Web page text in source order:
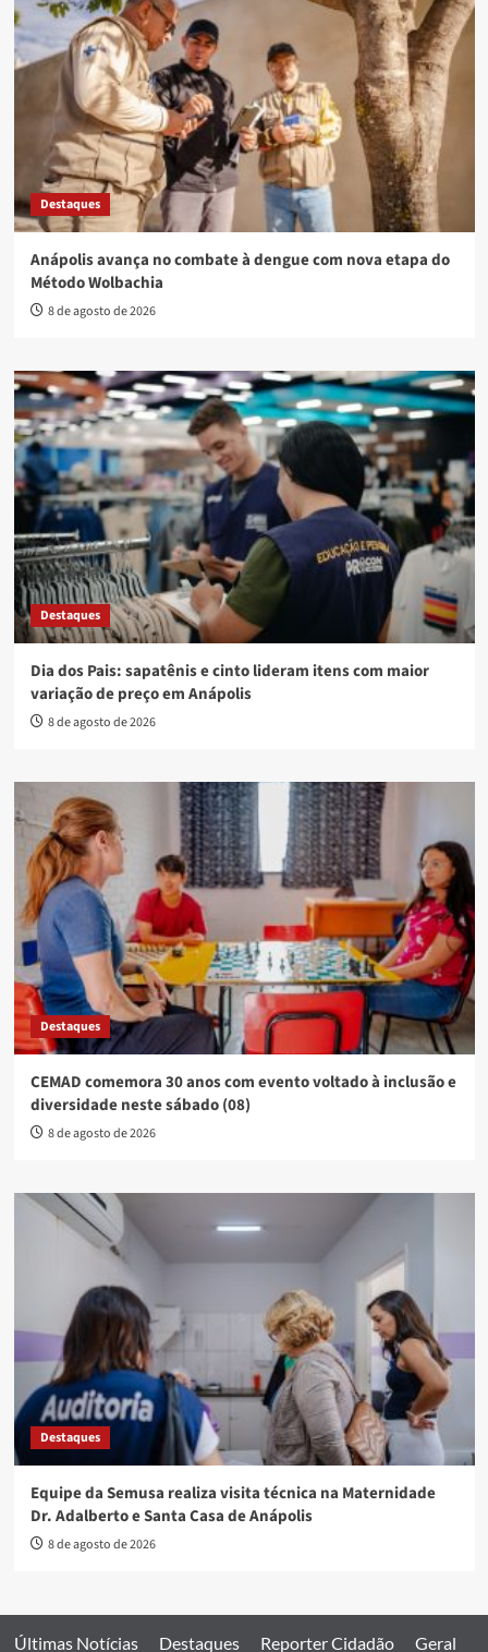
Destaques
Anápolis avança no combate à dengue com nova etapa do
Método Wolbachia
8 de agosto de 2026
Destaques
Dia dos Pais: sapatênis e cinto lideram itens com maior
variação de preço em Anápolis
8 de agosto de 2026
Destaques
CEMAD comemora 30 anos com evento voltado à inclusão e
diversidade neste sábado (08)
8 de agosto de 2026
Destaques
Equipe da Semusa realiza visita técnica na Maternidade
Dr. Adalberto e Santa Casa de Anápolis
8 de agosto de 2026
Últimas Notícias Destaques Reporter Cidadão Geral